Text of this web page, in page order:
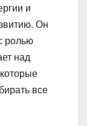
и
Он
ролью
над
все